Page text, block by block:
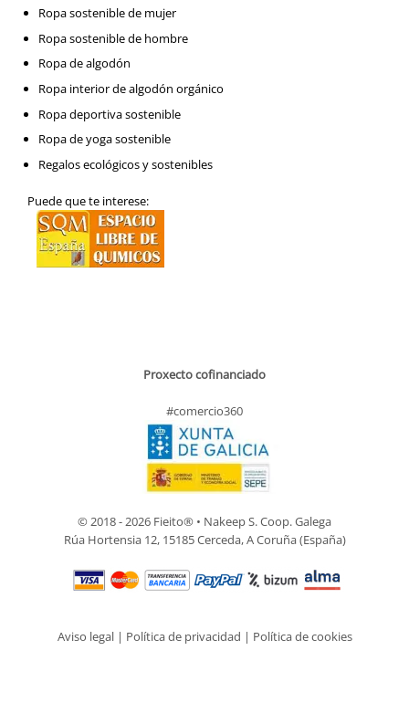
Ropa sostenible de mujer
Ropa sostenible de hombre
Ropa de algodón
Ropa interior de algodón orgánico
Ropa deportiva sostenible
Ropa de yoga sostenible
Regalos ecológicos y sostenibles
Puede que te interese:
Proxecto cofinanciado
#comercio360
© 2018 - 2026 Fieito® • Nakeep S. Coop. Galega
Rúa Hortensia 12, 15185 Cerceda, A Coruña (España)
Aviso legal| Política de privacidad | Política de cookies